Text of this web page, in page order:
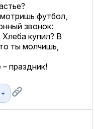
футбол,
звонок:
купил? В
ты молчишь,
праздник!